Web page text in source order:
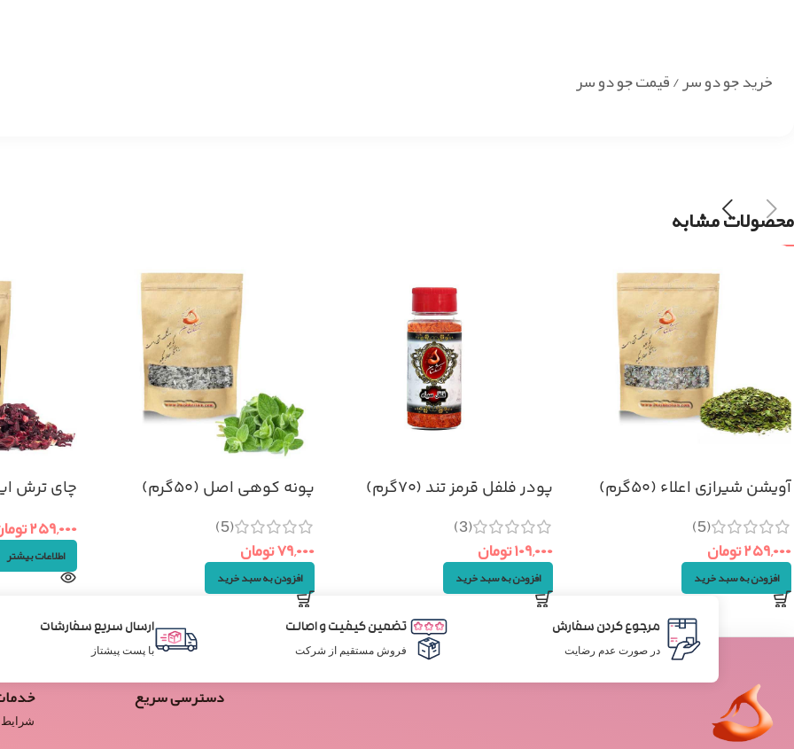
خرید جو دو سر / قیمت جو دو سر
محصولات مشابه
آویشن شیرازی اعلاء (۵۰گرم)
(5)
۲۵۹,۰۰۰تومان
افزودن به سبد خرید
پودر فلفل قرمز تند (۷۰گرم)
(3)
۱۰۹,۰۰۰تومان
افزودن به سبد خرید
پونه کوهی اصل (۵۰گرم)
(5)
۷۹,۰۰۰تومان
افزودن به سبد خرید
چای ترش
۲۵۹,۰۰۰
اطلاعات بیشتر
مرجوع کردن سفارش
در صورت عدم رضایت
تضمین کیفیت و اصالت
فروش مستقیم از شرکت
ارسال سریع سفارشات
با پست پیشتاز
دسترسی سریع